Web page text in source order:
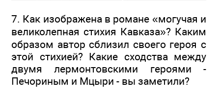
7. Как изображена в романе «могучая и
великолепная стихия Кавказа»? Каким
образом автор сблизил своего героя с
этой стихией? Какие сходства между
двумя лермонтовскими героями -
Печориным и Мцыри - вы заметили?